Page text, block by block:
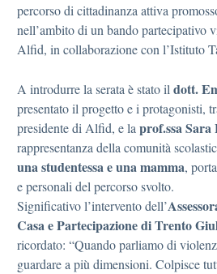
percorso di cittadinanza attiva
nell’ambito di un bando partecipativo
Alfid, in collaborazione con l’Istituto
A introdurre la serata è stato il dott.
presentato il progetto e i protagonisti,
presidente di Alfid, e la prof.ssa Sara
rappresentanza della comunità
una studentessa e una mamma,
e personali del percorso svolto.
Significativo l’intervento dell’
Casa e Partecipazione di Trento
ricordato: “Quando parliamo di
guardare a più dimensioni. Colpisce